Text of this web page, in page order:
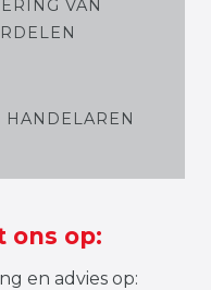
VAN
ons op:
en advies op: